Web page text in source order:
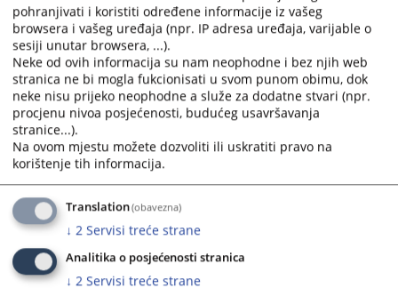
and
select
a
date.
Press
the
question
mark
key
to
get
the
keyboard
shortcuts
and
select
a
date.
Press
the
mark
key
to
get
the
keyboard
for
28.11.2025.
sudu u Gračanici
pohranjivati i koristiti određene informacije iz vašeg
browsera i vašeg uređaja (npr. IP adresa uređaja, varijable o
sesiji unutar browsera, ...).
Neke od ovih informacija su nam neophodne i bez njih web
stranica ne bi mogla fukcionisati u svom punom obimu, dok
neke nisu prijeko neophodne a služe za dodatne stvari (npr.
procjenu nivoa posjećenosti, budućeg usavršavanja
stranice...).
Na ovom mjestu možete dozvoliti ili uskratiti pravo na
korištenje tih informacija.
Translation(obavezna)
↓ 2 Servisi treće strane
Analitika o posjećenosti stranica
↓ 2 Servisi treće strane